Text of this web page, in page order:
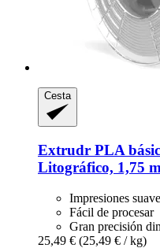
Cesta
Extrudr PLA
Litográfico, 1,75
Impresiones
Fácil de procesar
Gran precisión
25,49 € (25,49 € / kg)